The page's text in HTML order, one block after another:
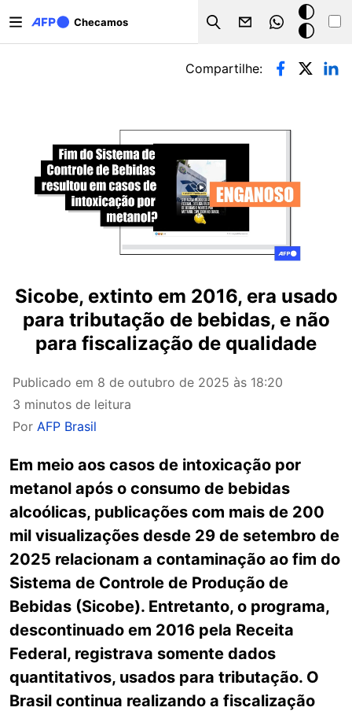
Checamos
Search
Modo
escuro
Abas primárias
Compartilhe:
Sicobe, extinto em 2016, era usado
para tributação de bebidas, e não
para fiscalização de qualidade
Publicado em 8 de outubro de 2025 às 18:20
3 minutos de leitura
Por AFP Brasil
Em meio aos casos de intoxicação por
metanol após o consumo de bebidas
alcoólicas, publicações com mais de 200
mil visualizações desde 29 de setembro de
2025 relacionam a contaminação ao fim do
Sistema de Controle de Produção de
Bebidas (Sicobe). Entretanto, o programa,
descontinuado em 2016 pela Receita
Federal, registrava somente dados
quantitativos, usados para tributação. O
Brasil continua realizando a fiscalização